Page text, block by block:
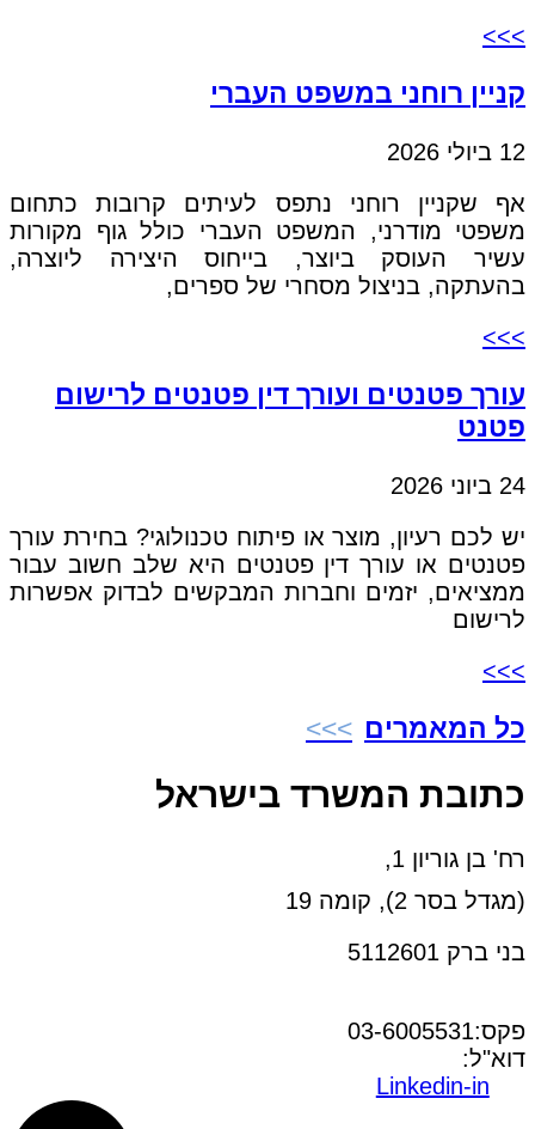
>>>
קניין רוחני במשפט העברי
12 ביולי 2026
אף שקניין רוחני נתפס לעיתים קרובות כתחום
משפטי מודרני, המשפט העברי כולל גוף מקורות
עשיר העוסק ביוצר, בייחוס היצירה ליוצרה,
בהעתקה, בניצול מסחרי של ספרים,
>>>
עורך פטנטים ועורך דין פטנטים לרישום
פטנט
24 ביוני 2026
יש לכם רעיון, מוצר או פיתוח טכנולוגי? בחירת עורך
פטנטים או עורך דין פטנטים היא שלב חשוב עבור
ממציאים, יזמים וחברות המבקשים לבדוק אפשרות
לרישום
>>>
כל המאמרים
כתובת המשרד בישראל
רח' בן גוריון 1,
(מגדל בסר 2), קומה 19
בני ברק 5112601
פקס:03-6005531
דוא"ל:
Linkedin-in